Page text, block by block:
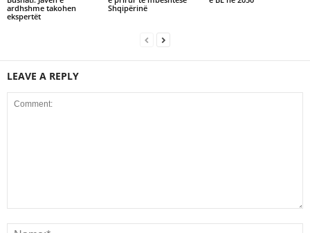
ardhshme takohen
ekspertët
Shqipërinë
LEAVE A REPLY